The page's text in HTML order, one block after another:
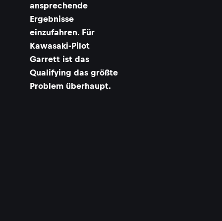
ansprechende
Ergebnisse
einzufahren. Für
Kawasaki-Pilot
Garrett ist das
Qualifying das größte
Problem überhaupt.